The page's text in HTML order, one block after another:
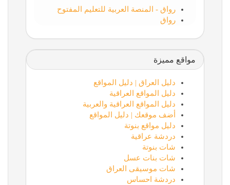
رواق - المنصة العربية للتعليم المفتوح
رواق
مواقع مميزة
دليل العراق | دليل المواقع
دليل المواقع العراقية
دليل المواقع العراقية والعربية
أضف موقعك | دليل المواقع
دليل مواقع بنوتة
دردشة عراقية
شات بنوتة
شات بنات عسل
شات موسيقى العراق
دردشة احساس